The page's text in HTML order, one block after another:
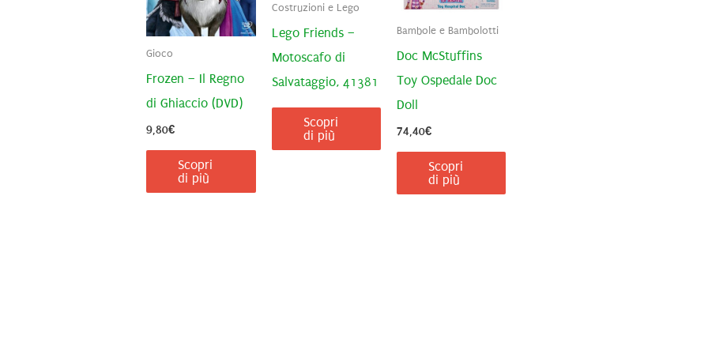
Gioco
Frozen – Il Regno
di Ghiaccio (DVD)
9,80€
Scopri
di più
Costruzioni e Lego
Lego Friends –
Motoscafo di
Salvataggio, 41381
Scopri
di più
Bambole e Bambolotti
Doc McStuffins
Toy Ospedale Doc
Doll
74,40€
Scopri
di più